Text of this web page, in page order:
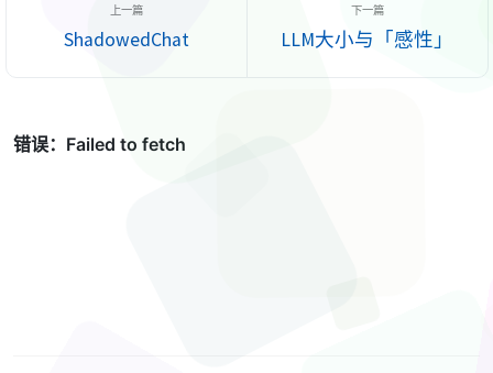
「表达」这类「非理性」「拟人」...
ShadowedChat LLM大小与「感性」